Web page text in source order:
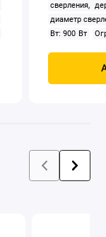
сверления,
диаметр
Вт: 900 Вт